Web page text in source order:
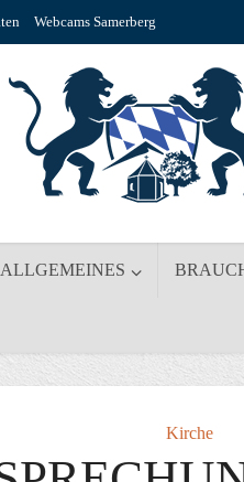
Webcams Samerberg
ALLGEMEINES
Kirche